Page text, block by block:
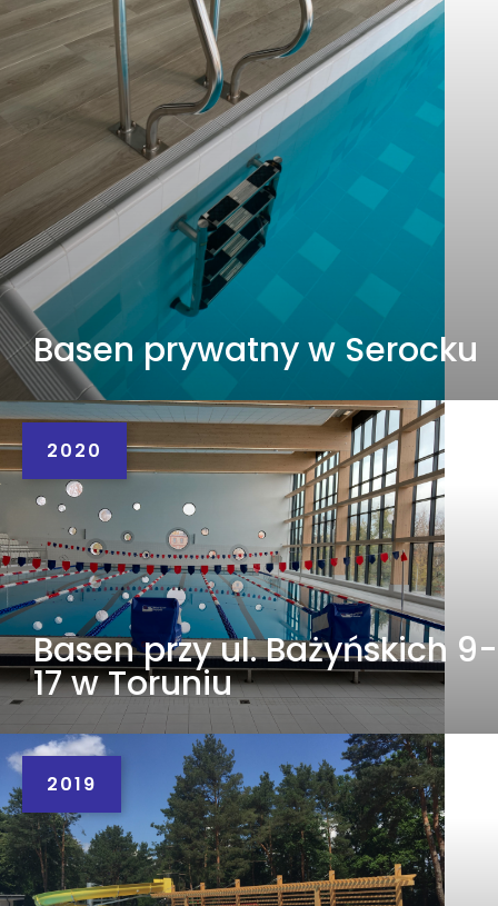
Basen prywatny w Serocku
Basen przy ul. Bażyńskich 9-
17 w Toruniu
2020
2019